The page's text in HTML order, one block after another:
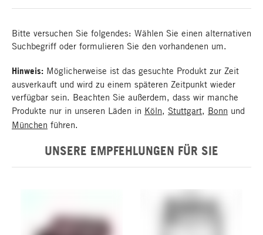
Bitte versuchen Sie folgendes: Wählen Sie einen alternativen
Suchbegriff oder formulieren Sie den vorhandenen um.
Hinweis: Möglicherweise ist das gesuchte Produkt zur Zeit
ausverkauft und wird zu einem späteren Zeitpunkt wieder
verfügbar sein. Beachten Sie außerdem, dass wir manche
Produkte nur in unseren Läden in Köln, Stuttgart, Bonn und
München führen.
UNSERE EMPFEHLUNGEN FÜR SIE